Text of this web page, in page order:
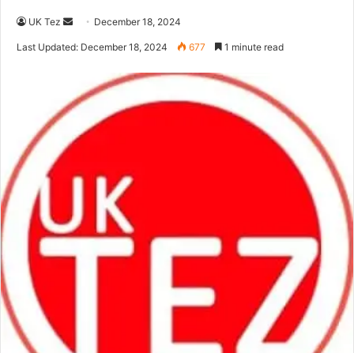
UK Tez
e
a
e
a
December 18, 2024
Last Updated: December 18, 2024 677 1 minute read